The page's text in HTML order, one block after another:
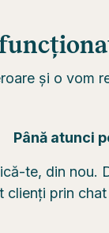
și o vom
Până atunci
te, din nou.
prin